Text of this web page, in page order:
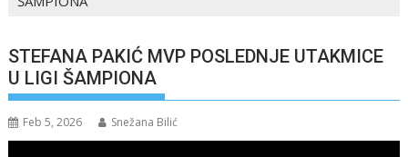
STEFANA PAKIĆ MVP POSLEDNJE UTAKMICE
U LIGI ŠAMPIONA
Feb 5, 2026 Snežana Bilić